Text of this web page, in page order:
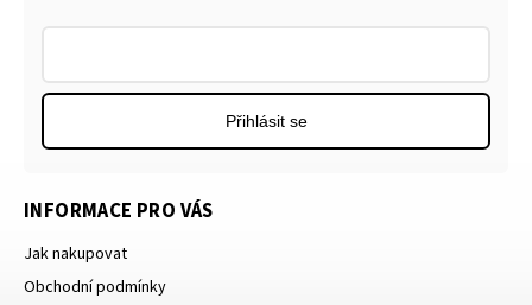
INFORMACE PRO VÁS
Jak nakupovat
Obchodní podmínky
Přihlásit se